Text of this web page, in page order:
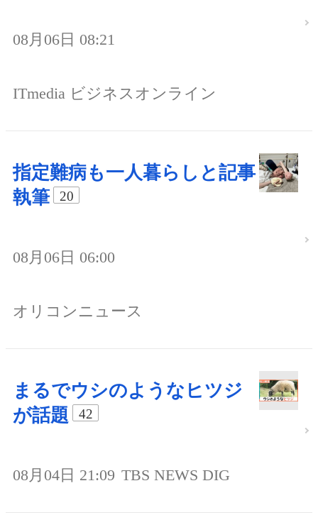
08月06日 08:21
ITmedia ビジネスオンライン
指定難病も一人暮らしと記事
執筆
20
08月06日 06:00
オリコンニュース
まるでウシのようなヒツジ
が話題
42
08月04日 21:09 TBS NEWS DIG